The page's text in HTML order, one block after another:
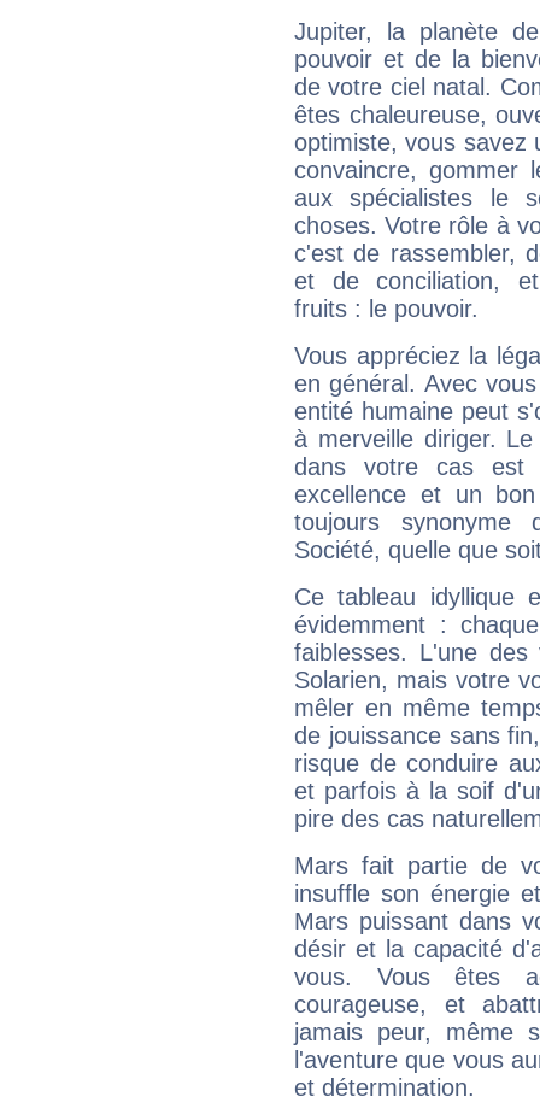
Jupiter, la planète
pouvoir et de la
de votre ciel natal.
êtes chaleureuse,
optimiste, vous savez
convaincre, gommer
aux spécialistes le
choses. Votre rôle à
c'est de rassembler,
et de conciliation,
fruits : le pouvoir.
Vous appréciez la
en général. Avec
entité humaine peut
à merveille diriger.
dans votre cas est
excellence et un
toujours synonyme
Société, quelle que
Ce tableau idyllique
évidemment :
faiblesses. L'une
Solarien, mais votre
mêler en même
de jouissance sans
risque de conduire
et parfois à la soif
pire des cas
Mars fait partie de
insuffle son énergie
Mars puissant dans
désir et la capacité
vous. Vous êtes
courageuse, et
jamais peur, même
l'aventure que vous
et détermination.